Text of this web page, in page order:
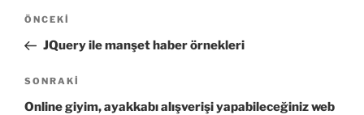
Yazı
Önceki
Yazı
ÖNCEKI
JQuery ile manşet haber örnekleri
Sonraki
Yazı
SONRAKI
Online giyim, ayakkabı alışverişi yapabileceğiniz web